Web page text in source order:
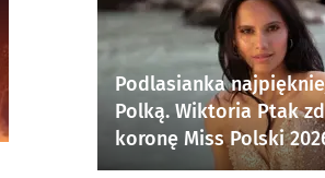
Podlasianka
Polką. Wiktoria Ptak
koronę Miss Polski